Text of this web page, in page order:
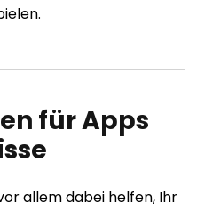
für Apps
allem dabei helfen, Ihr